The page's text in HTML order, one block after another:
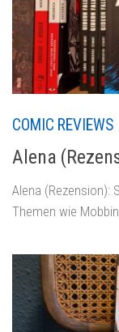
COMIC REVIEWS
Alena
Alena (Rezension):
Themen wie